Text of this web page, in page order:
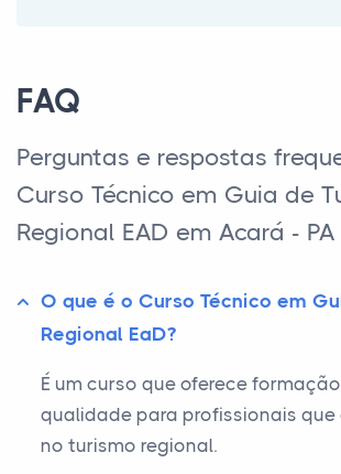
FAQ
Perguntas e respostas
Curso Técnico em Guia de
Regional EAD em Acará - PA
O que é o Curso Técnico em
Regional EaD?
É um curso que oferece
qualidade para profissionais
no turismo regional.